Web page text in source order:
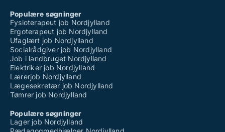
Populære søgninger
Fysioterapeut job Nordjylland
Ergoterapeut job Nordjylland
Ufaglært job Nordjylland
Socialrådgiver job Nordjylland
Job i landbruget Nordjylland
Elektriker job Nordjylland
Lærerjob Nordjylland
Lægesekretær job Nordjylland
Tømrer job Nordjylland
Populære søgninger
Lager job Nordjylland